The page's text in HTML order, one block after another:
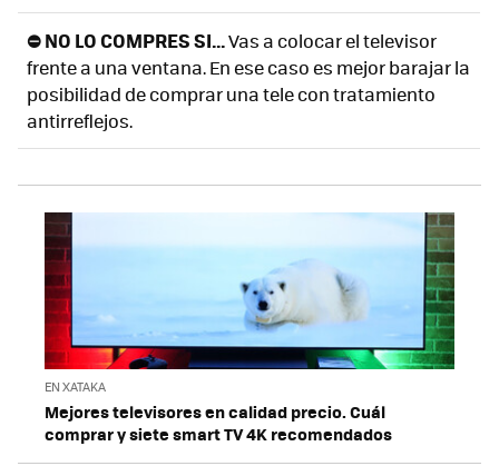
⛔ NO LO COMPRES SI...Vas a colocar el televisor
frente a una ventana. En ese caso es mejor barajar la
posibilidad de comprar una tele con tratamiento
antirreflejos.
EN XATAKA
Mejores televisores en calidad precio. Cuál
comprar y siete smart TV 4K recomendados